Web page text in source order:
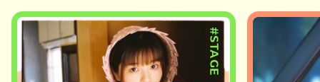
#STAGE